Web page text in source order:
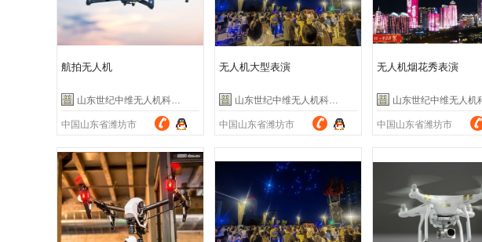
航拍无人机
山东世纪中维无人机科技有限公司
中国山东省潍坊市
无人机大型表演
山东世纪中维无人机科技有限公司
中国山东省潍坊市
无人机烟花秀表演
山东世纪中维无人机科技有限
中国山东省潍坊市